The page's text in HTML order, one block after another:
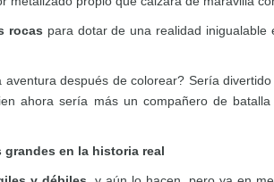
rocas para dotar de una realidad inigualable
después de colorear? Sería
ahora sería más un compañero de
en la historia real